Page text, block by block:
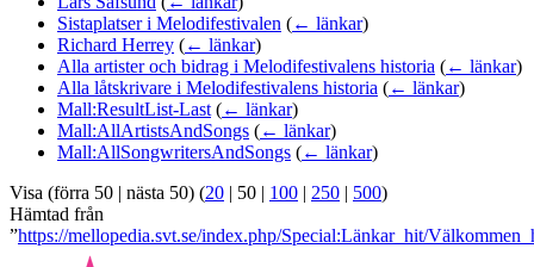
Sistaplatser i Melodifestivalen (← länkar)
Richard Herrey (← länkar)
Alla artister och bidrag i Melodifestivalens historia (← länkar)
Alla låtskrivare i Melodifestivalens historia (← länkar)
Mall:ResultList-Last (← länkar)
Mall:AllArtistsAndSongs (← länkar)
Mall:AllSongwritersAndSongs (← länkar)
Visa (förra 50 | nästa 50) (20 | 50 | 100 | 250 | 500)
Hämtad från
”https://mellopedia.svt.se/index.php/Special:Länkar_hit/